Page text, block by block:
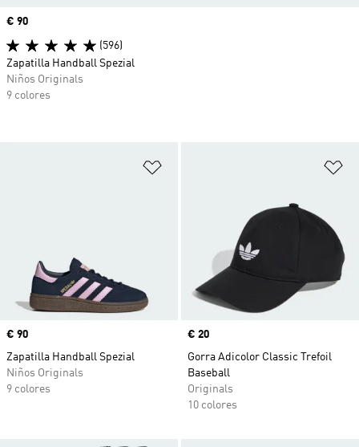
Precio
€ 90
Zapatilla Handball Spezial
Niños Originals
9 colores
Precio
€ 20
Gorra Adicolor Classic Trefoil
Baseball
Originals
10 colores
Precio
€ 90
(596)
Zapatilla Handball Spezial
Niños Originals
9 colores